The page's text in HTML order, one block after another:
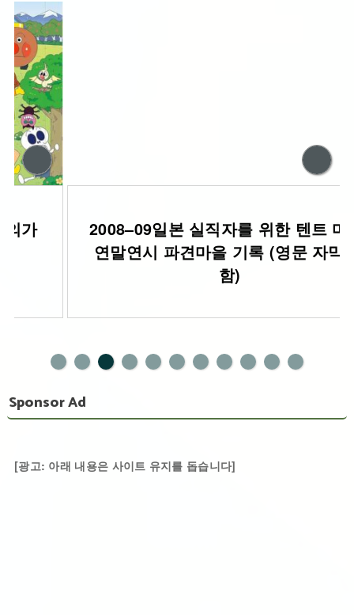
2008–09일본 실직자를 위한 텐트 마을:
연말연시 파견마을 기록 (영문 자막 포
Sponsor Ad
[광고: 아래 내용은 사이트 유지를 돕습니다]